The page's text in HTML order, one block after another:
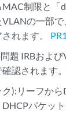
制限と「
の一部
れます。
題 IRBおよび
認されます。
):リーフか
パケッ